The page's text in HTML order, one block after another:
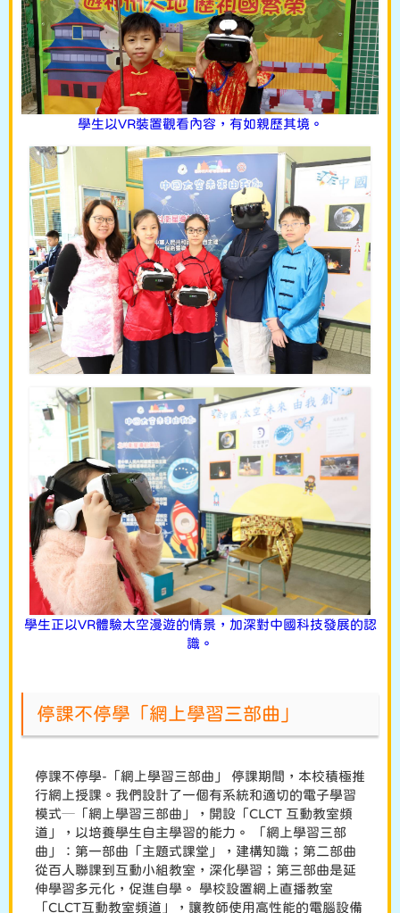
學生以VR裝置觀看內容，有如親歷其境。
學生正以VR體驗太空漫遊的情景，加深對中國科技發展的認
識。
停課不停學「網上學習三部曲」
停課不停學-「網上學習三部曲」 停課期間，本校積極推
行網上授課。我們設計了一個有系統和適切的電子學習
模式─「網上學習三部曲」，開設「CLCT 互動教室頻
道」，以培養學生自主學習的能力。 「網上學習三部
曲」：第一部曲「主題式課堂」，建構知識；第二部曲
從百人聯課到互動小組教室，深化學習；第三部曲是延
伸學習多元化，促進自學。 學校設置網上直播教室
「CLCT互動教室頻道」，讓教師使用高性能的電腦設備